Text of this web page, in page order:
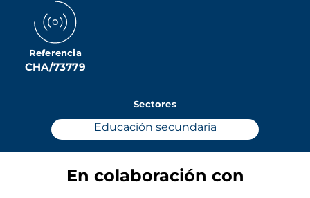
Referencia
CHA/73779
Sectores
Educación secundaria
En colaboración con